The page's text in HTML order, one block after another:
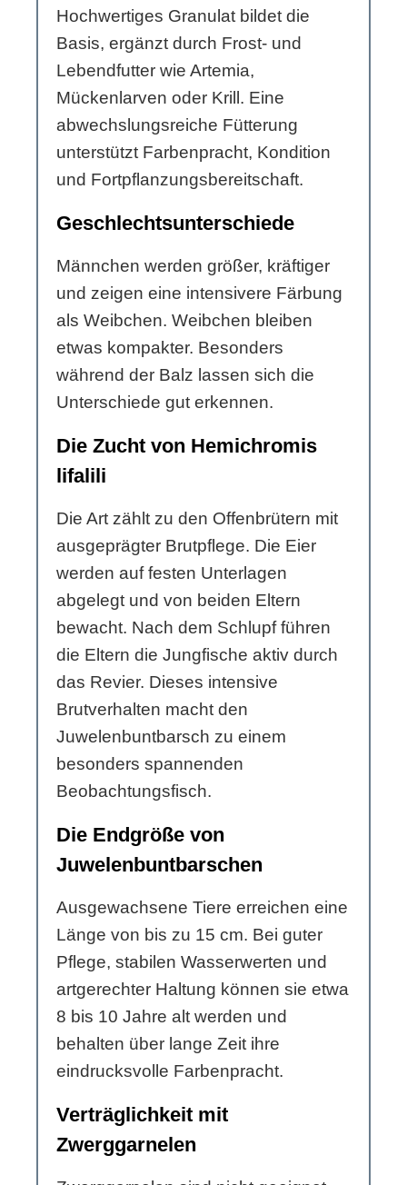
Hochwertiges Granulat bildet die
Basis, ergänzt durch Frost- und
Lebendfutter wie Artemia,
Mückenlarven oder Krill. Eine
abwechslungsreiche Fütterung
unterstützt Farbenpracht, Kondition
und Fortpflanzungsbereitschaft.
Geschlechtsunterschiede
Männchen werden größer, kräftiger
und zeigen eine intensivere Färbung
als Weibchen. Weibchen bleiben
etwas kompakter. Besonders
während der Balz lassen sich die
Unterschiede gut erkennen.
Die Zucht von Hemichromis
lifalili
Die Art zählt zu den Offenbrütern mit
ausgeprägter Brutpflege. Die Eier
werden auf festen Unterlagen
abgelegt und von beiden Eltern
bewacht. Nach dem Schlupf führen
die Eltern die Jungfische aktiv durch
das Revier. Dieses intensive
Brutverhalten macht den
Juwelenbuntbarsch zu einem
besonders spannenden
Beobachtungsfisch.
Die Endgröße von
Juwelenbuntbarschen
Ausgewachsene Tiere erreichen eine
Länge von bis zu 15 cm. Bei guter
Pflege, stabilen Wasserwerten und
artgerechter Haltung können sie etwa
8 bis 10 Jahre alt werden und
behalten über lange Zeit ihre
eindrucksvolle Farbenpracht.
Verträglichkeit mit
Zwerggarnelen